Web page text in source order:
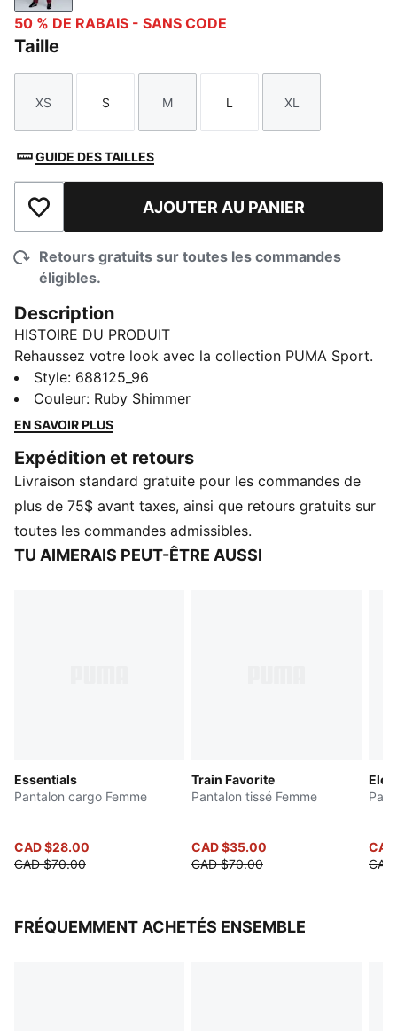
50 % DE RABAIS - SANS CODE
Taille
Taille
XS
Taille
S
Taille
M
Taille
L
Taille
XL
GUIDE DES TAILLES
Ajouter à la liste de souhaits
AJOUTER AU PANIER
Retours gratuits sur toutes les commandes
éligibles.
Description
HISTOIRE DU PRODUIT
Rehaussez votre look avec la collection PUMA Sport.
Inspirés du monde du sport automobile, ces pièces de
base décontractées sont le mélange parfait de culture
sportive et de style urbain. Les essentiels comme les
pantalons de sport sont revisités avec des détails de
conception passepoilés et colorés, pour un look frais
et portable à l'infini.
CARACTÉRISTIQUES ET AVANTAGES
windCELL : Une technologie conçue pour vous
Style: 688125_96
Couleur: Ruby Shimmer
EN SAVOIR PLUS
Expédition et retours
Livraison standard gratuite pour les commandes de
plus de 75$ avant taxes, ainsi que retours gratuits sur
toutes les commandes admissibles.
TU AIMERAIS PEUT-ÊTRE AUSSI
Essentials
Pantalon cargo Femme
CAD $28.00
CAD $70.00
Train Favorite
Pantalon tissé Femme
CAD $35.00
CAD $70.00
FRÉQUEMMENT ACHETÉS ENSEMBLE